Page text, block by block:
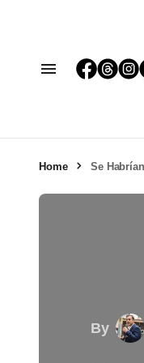
Home Se
By